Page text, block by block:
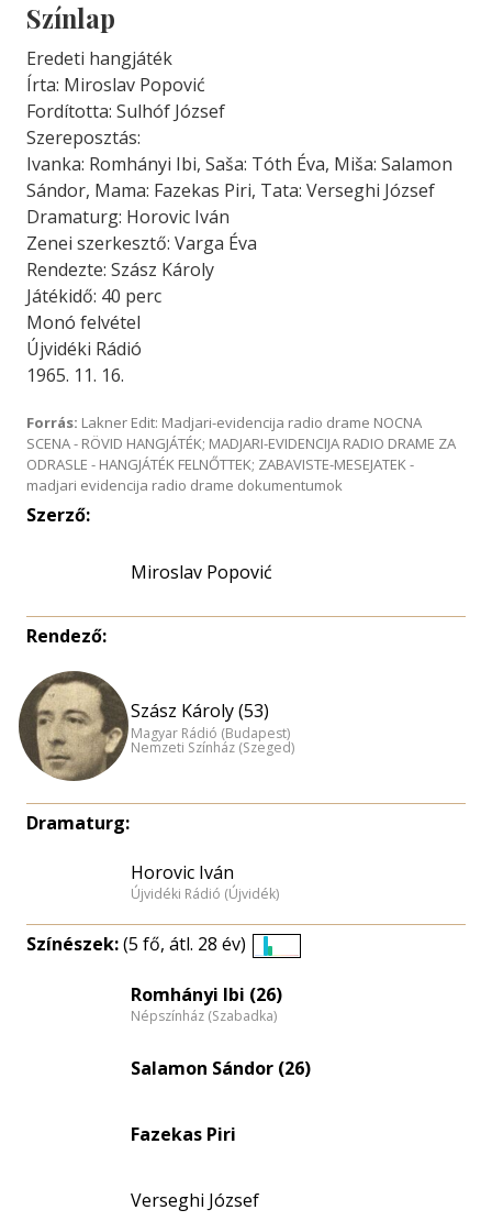
Színlap
Eredeti hangjáték
Írta: Miroslav Popović
Fordította: Sulhóf József
Szereposztás:
Ivanka: Romhányi Ibi, Saša: Tóth Éva, Miša: Salamon
Sándor, Mama: Fazekas Piri, Tata: Verseghi József
Dramaturg: Horovic Iván
Zenei szerkesztő: Varga Éva
Rendezte: Szász Károly
Játékidő: 40 perc
Monó felvétel
Újvidéki Rádió
1965. 11. 16.
Forrás: Lakner Edit: Madjari-evidencija radio drame NOCNA
SCENA - RÖVID HANGJÁTÉK; MADJARI-EVIDENCIJA RADIO DRAME ZA
ODRASLE - HANGJÁTÉK FELNŐTTEK; ZABAVISTE-MESEJATEK -
madjari evidencija radio drame dokumentumok
Szerző:
Miroslav Popović
Rendező:
Szász Károly (53)
Magyar Rádió (Budapest)
Nemzeti Színház (Szeged)
Dramaturg:
Horovic Iván
Újvidéki Rádió (Újvidék)
Színészek:(5 fő, átl. 28 év)
eloszlás
nagyítása
Romhányi Ibi (26)
Népszínház (Szabadka)
Salamon Sándor (26)
Fazekas Piri
Verseghi József